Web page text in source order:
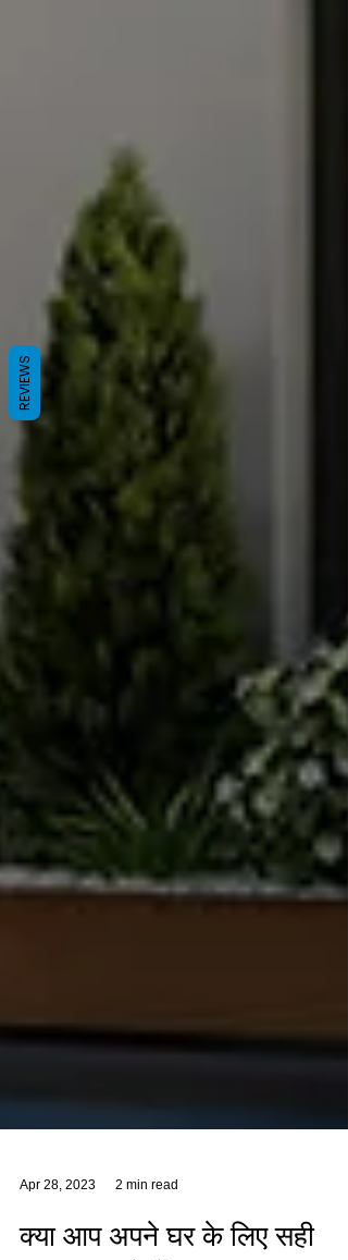
Apr 28, 2023 2 min read
REVIEWS